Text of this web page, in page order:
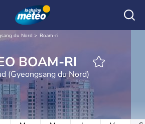
du Nord Boam-ri
METEO BOAM-RI
(Gyeongsang du Nord)